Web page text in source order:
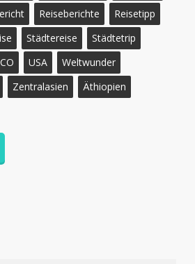
Reiseberichte
Reisetipp
Städtereise
Städtetrip
USA
Weltwunder
Zentralasien Äthiopien